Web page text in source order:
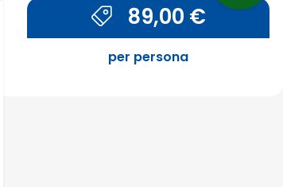
89,00 €
per persona